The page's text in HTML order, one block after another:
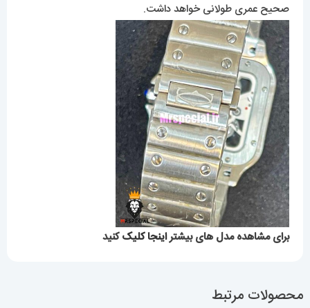
صحیح عمری طولانی خواهد داشت.
برای مشاهده مدل های بیشتراینجا کلیککنید
محصولات مرتبط